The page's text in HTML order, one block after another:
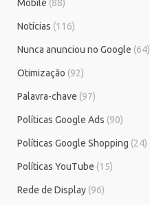
Mobile (88)
Notícias (116)
Nunca anunciou no Google (64)
Otimização (92)
Palavra-chave (97)
Políticas Google Ads (90)
Políticas Google Shopping (24)
Políticas YouTube (15)
Rede de Display (96)